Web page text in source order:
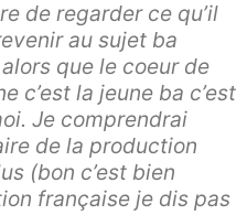
de regarder ce qu’il
au sujet ba
que le coeur de
c’est la jeune ba c’est
Je comprendrai
de la production
(bon c’est bien
française je dis pas